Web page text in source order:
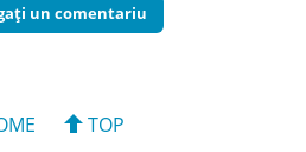
un comentariu
TOP